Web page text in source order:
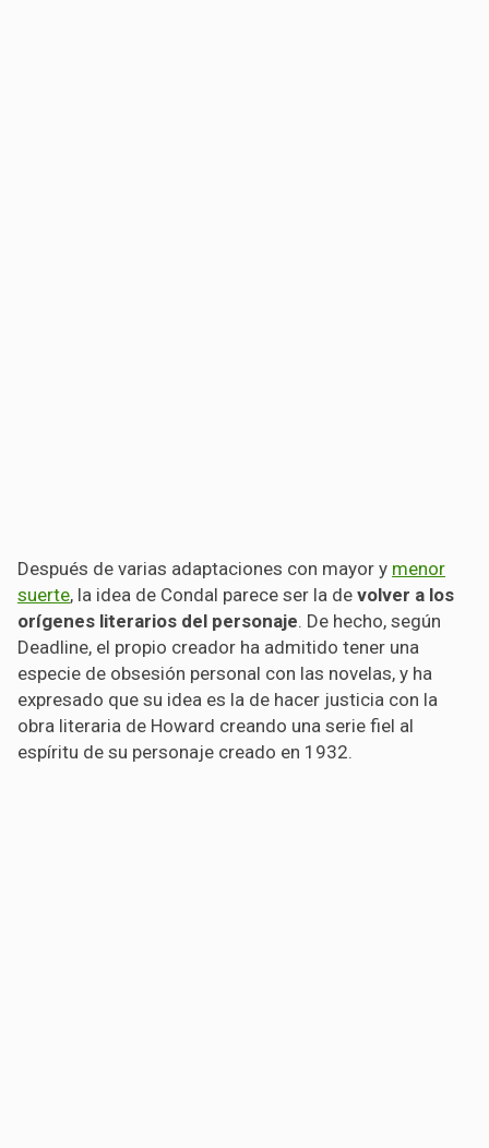
Después de varias adaptaciones con mayor y menor
suerte, la idea de Condal parece ser la de volver a los
orígenes literarios del personaje. De hecho, según
Deadline, el propio creador ha admitido tener una
especie de obsesión personal con las novelas, y ha
expresado que su idea es la de hacer justicia con la
obra literaria de Howard creando una serie fiel al
espíritu de su personaje creado en 1932.